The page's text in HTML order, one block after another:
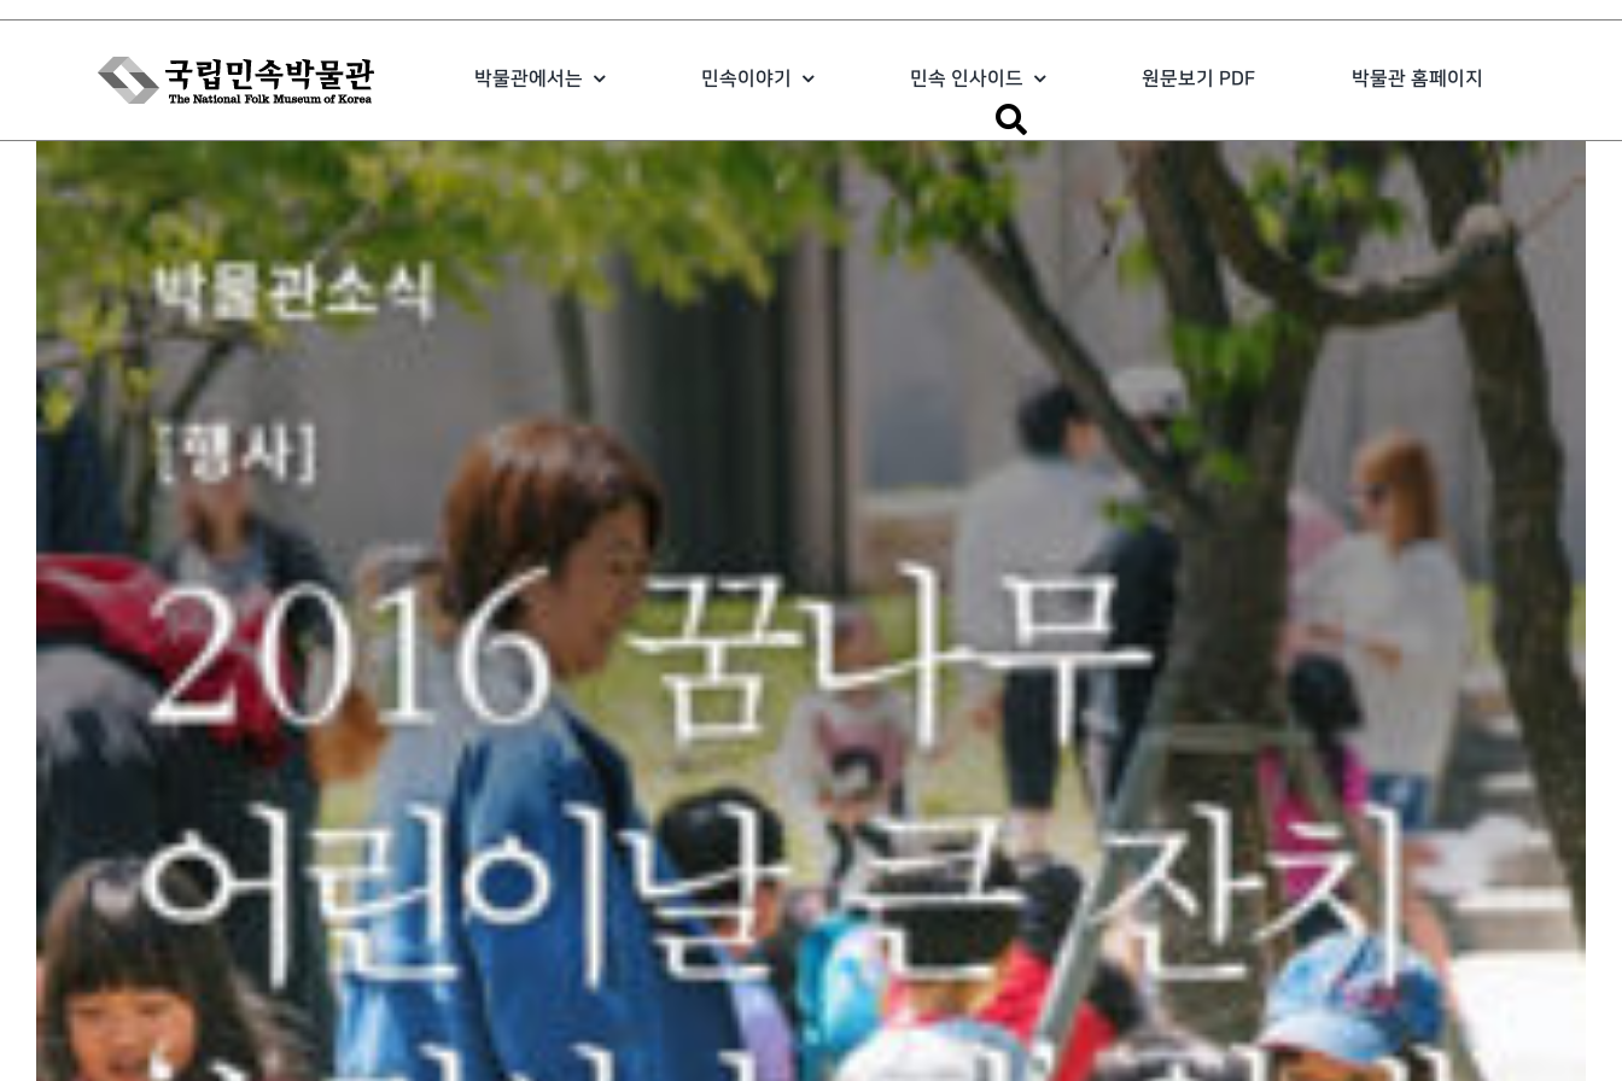
Skip
박물관에서는 민속이야기 민속 인사이드 원문보기 PDF 박물관 홈페이지